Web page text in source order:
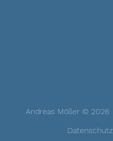
Andreas Möller © 2026
Datenschutz